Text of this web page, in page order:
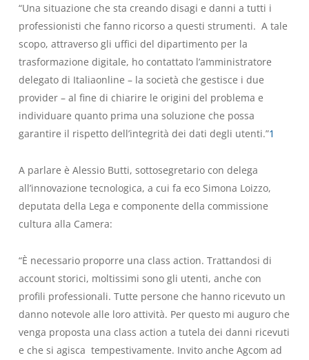
“Una situazione che sta creando disagi e danni a tutti i
professionisti che fanno ricorso a questi strumenti. A tale
scopo, attraverso gli uffici del dipartimento per la
trasformazione digitale, ho contattato l’amministratore
delegato di Italiaonline – la società che gestisce i due
provider – al fine di chiarire le origini del problema e
individuare quanto prima una soluzione che possa
garantire il rispetto dell’integrità dei dati degli utenti.”1
A parlare è Alessio Butti, sottosegretario con delega
all’innovazione tecnologica, a cui fa eco Simona Loizzo,
deputata della Lega e componente della commissione
cultura alla Camera:
“È necessario proporre una class action. Trattandosi di
account storici, moltissimi sono gli utenti, anche con
profili professionali. Tutte persone che hanno ricevuto un
danno notevole alle loro attività. Per questo mi auguro che
venga proposta una class action a tutela dei danni ricevuti
e che si agisca tempestivamente. Invito anche Agcom ad